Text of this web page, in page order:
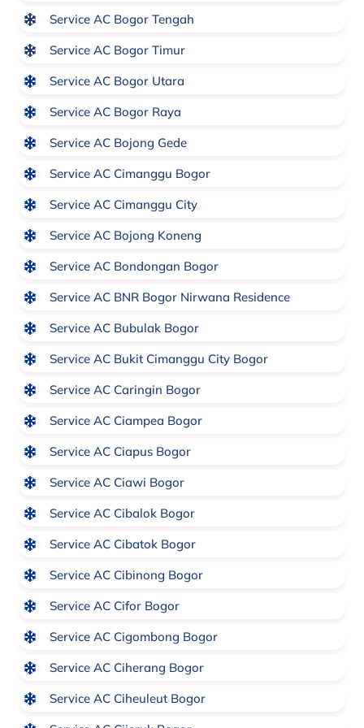
Service AC Bogor Tengah
Service AC Bogor Timur
Service AC Bogor Utara
Service AC Bogor Raya
Service AC Bojong Gede
Service AC Cimanggu Bogor
Service AC Cimanggu City
Service AC Bojong Koneng
Service AC Bondongan Bogor
Service AC BNR Bogor Nirwana Residence
Service AC Bubulak Bogor
Service AC Bukit Cimanggu City Bogor
Service AC Caringin Bogor
Service AC Ciampea Bogor
Service AC Ciapus Bogor
Service AC Ciawi Bogor
Service AC Cibalok Bogor
Service AC Cibatok Bogor
Service AC Cibinong Bogor
Service AC Cifor Bogor
Service AC Cigombong Bogor
Service AC Ciherang Bogor
Service AC Ciheuleut Bogor